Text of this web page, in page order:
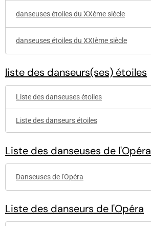
danseuses étoiles du XXème siècle
danseuses étoiles du XXIème siècle
liste des danseurs(ses) étoiles
Liste des danseuses étoiles
Liste des danseurs étoiles
Liste des danseuses de l'Opéra
Danseuses de l'Opéra
Liste des danseurs de l'Opéra